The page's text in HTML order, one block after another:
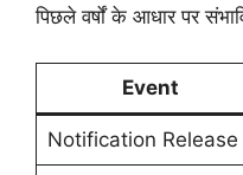
पिछले वर्षों के आधार पर
Event
Notification Release